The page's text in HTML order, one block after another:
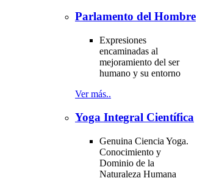
Parlamento del Hombre
Expresiones
encaminadas al
mejoramiento del ser
humano y su entorno
Ver más..
Yoga Integral Científica
Genuina Ciencia Yoga.
Conocimiento y
Dominio de la
Naturaleza Humana